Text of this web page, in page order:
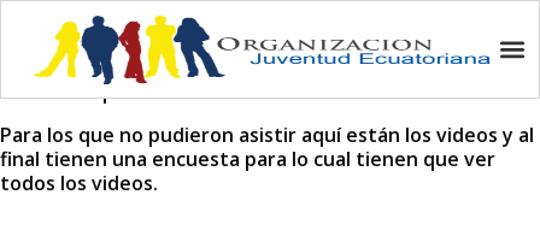
JUVE Workshop
El Workshop se lo realizó el Sábado 19 de Noviembre.
Para los que no pudieron asistir aquí están los videos y al
final tienen una encuesta para lo cual tienen que ver
todos los videos.